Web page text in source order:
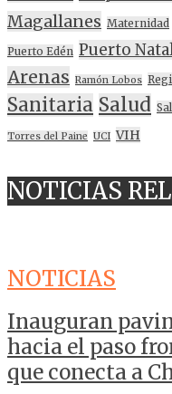
Magallanes Maternidad
Puerto Edén Puerto
Arenas Ramón Lobos
Sanitaria Salud
Torres del Paine UCI VIH
NOTICIAS
NOTICIAS
Inauguran
hacia el paso
que conecta a